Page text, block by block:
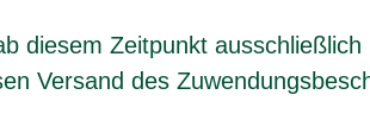
diesem Zeitpunkt
Versand des